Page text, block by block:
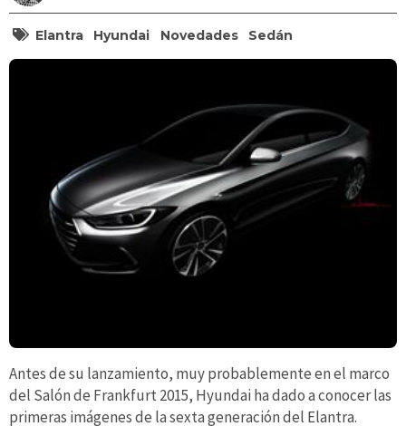
Elantra Hyundai Novedades Sedán
Antes de su lanzamiento, muy probablemente en el marco
del Salón de Frankfurt 2015, Hyundai ha dado a conocer las
primeras imágenes de la sexta generación del Elantra.